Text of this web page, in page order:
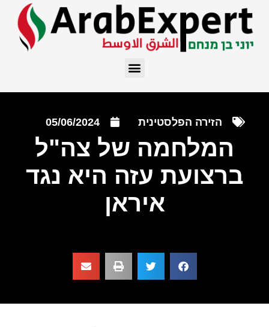
הזירה הפלסטינית 05/06/2024
המלחמה של צה"ל
ברצועת עזה היא נגד
איראן